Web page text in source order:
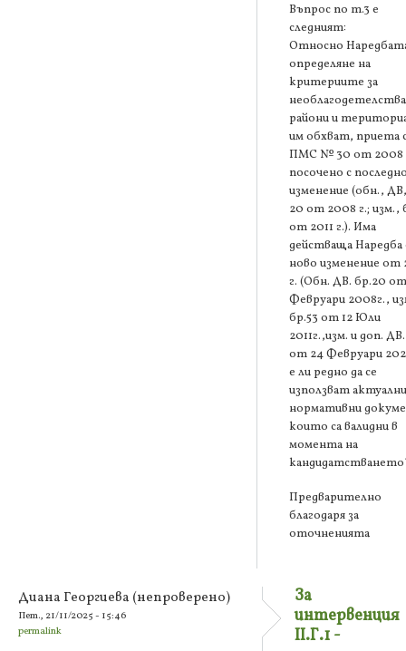
Въпрос по т.3 е
следният:
Относно
определяне на
критериите за
райони и
им обхват, приета
ПМС № 30 от 2008
посочено с
изменение (обн.,
20 от 2008 г.; изм.,
от 2011 г.). Има
действаща Наредба
ново изменение от
г. (Обн. ДВ. бр.20
Февруари 2008г.,
бр.53 от 12 Юли
2011г.,изм. и доп.
от 24 Февруари
е ли редно да се
използват
нормативни
които са валидни в
момента на
Предварително
благодаря за
оточненията
Диана Георгиева (непроверено)
Пет., 21/11/2025 - 15:46
permalink
За
интервенция
II.Г.1 -